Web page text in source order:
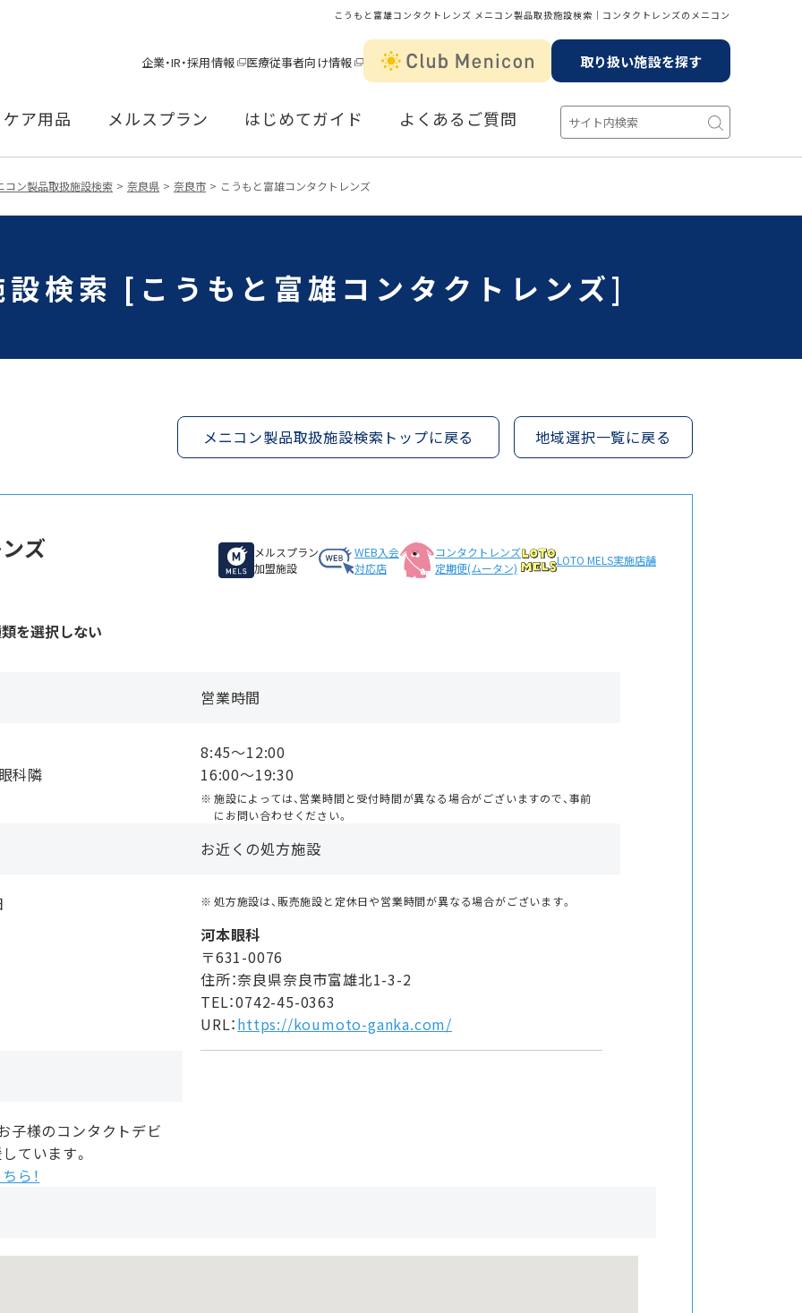
こうもと富雄コンタクトレンズ メニコン製品取扱施設検索│コンタクトレンズのメニコン
企業・IR・採用情報 医療従事者向け情報 取り扱い施設を探す
ケア用品 メルスプラン はじめてガイド よくあるご質問
コン製品取扱施設検索 奈良県 奈良市 こうもと富雄コンタクトレンズ
設検索 [こうもと富雄コンタクトレンズ]
メニコン製品取扱施設検索トップに戻る 地域選択一覧に戻る
ズ
メルスプラン
加盟施設
WEB入会
対応店
コンタクトレンズ
定期便(ムータン)
LOTO MELS実施店舗
を選択しない
科隣
営業時間
8:45〜12:00
16:00〜19:30
施設によっては、営業時間と受付時間が異なる場合がございますので、事前
にお問い合わせください。
お近くの処方施設
処方施設は、販売施設と定休日や営業時間が異なる場合がございます。
河本眼科
〒631-0076
住所：奈良県奈良市富雄北1-3-2
TEL：0742-45-0363
URL：https://koumoto-ganka.com/
子様のコンタクトデビ
ています。
ら！